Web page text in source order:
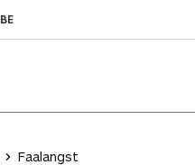
Faalangst